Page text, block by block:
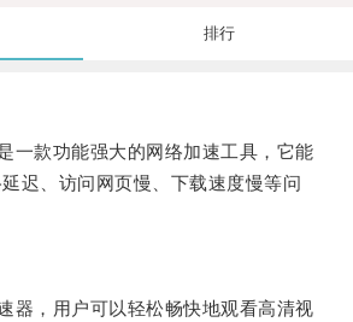
排行
款功能强大的网络加速工具，它能
迟、访问网页慢、下载速度慢等问
，用户可以轻松畅快地观看高清视